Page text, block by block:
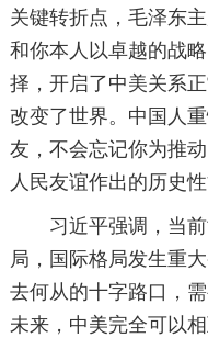
关键转折点，毛泽东
和你本人以卓越的战
择，开启了中美关系
改变了世界。中国人
友，不会忘记你为推
人民友谊作出的历史性
习近平强调，当前
局，国际格局发生重
去何从的十字路口，
未来，中美完全可以